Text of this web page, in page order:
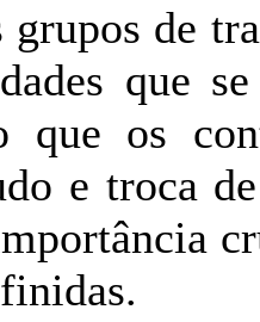
de
que
que os
e troca